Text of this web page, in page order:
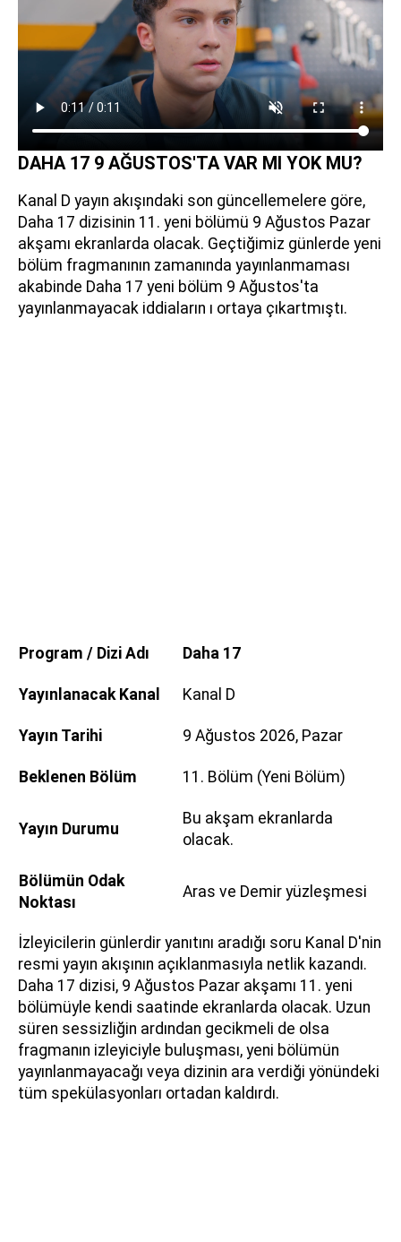
DAHA 17 9 AĞUSTOS'TA VAR MI YOK MU?
Kanal D yayın akışındaki son güncellemelere göre,
Daha 17 dizisinin 11. yeni bölümü 9 Ağustos Pazar
akşamı ekranlarda olacak. Geçtiğimiz günlerde yeni
bölüm fragmanının zamanında yayınlanmaması
akabinde Daha 17 yeni bölüm 9 Ağustos'ta
yayınlanmayacak iddiaların ı ortaya çıkartmıştı.
Program / Dizi Adı Daha 17
Yayınlanacak Kanal Kanal D
Yayın Tarihi 9 Ağustos 2026, Pazar
Beklenen Bölüm 11. Bölüm (Yeni Bölüm)
Yayın Durumu
Bu akşam ekranlarda
olacak.
Bölümün Odak
Noktası
Aras ve Demir yüzleşmesi
İzleyicilerin günlerdir yanıtını aradığı soru Kanal D'nin
resmi yayın akışının açıklanmasıyla netlik kazandı.
Daha 17 dizisi, 9 Ağustos Pazar akşamı 11. yeni
bölümüyle kendi saatinde ekranlarda olacak. Uzun
süren sessizliğin ardından gecikmeli de olsa
fragmanın izleyiciyle buluşması, yeni bölümün
yayınlanmayacağı veya dizinin ara verdiği yönündeki
tüm spekülasyonları ortadan kaldırdı.